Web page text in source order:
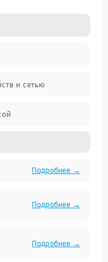
и сетью
стабильностью
Подробнее →
Подробнее →
Подробнее →